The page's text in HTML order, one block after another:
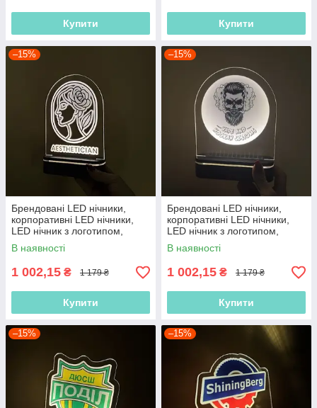
Купити Купити
–15%
Брендовані LED нічники,
корпоративні LED нічники,
LED нічник з логотипом,
нічник з акумулятором
В наявності
1 002,15 ₴ 1 179 ₴
Купити
–15%
Брендовані LED нічники,
корпоративні LED нічники,
LED нічник з логотипом,
нічник з акумулятором
В наявності
1 002,15 ₴ 1 179 ₴
Купити
–15% –15%